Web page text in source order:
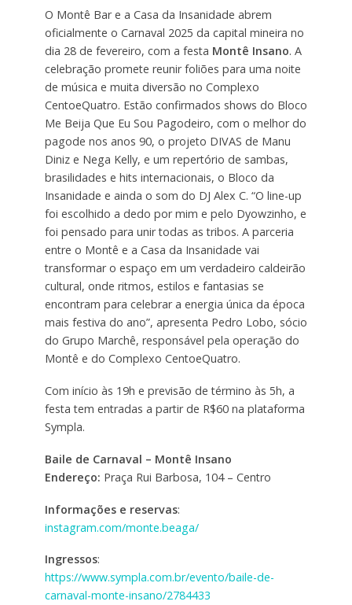
O Montê Bar e a Casa da Insanidade abrem
oficialmente o Carnaval 2025 da capital mineira no
dia 28 de fevereiro, com a festa Montê Insano. A
celebração promete reunir foliões para uma noite
de música e muita diversão no Complexo
CentoeQuatro. Estão confirmados shows do Bloco
Me Beija Que Eu Sou Pagodeiro, com o melhor do
pagode nos anos 90, o projeto DIVAS de Manu
Diniz e Nega Kelly, e um repertório de sambas,
brasilidades e hits internacionais, o Bloco da
Insanidade e ainda o som do DJ Alex C. “O line-up
foi escolhido a dedo por mim e pelo Dyowzinho, e
foi pensado para unir todas as tribos. A parceria
entre o Montê e a Casa da Insanidade vai
transformar o espaço em um verdadeiro caldeirão
cultural, onde ritmos, estilos e fantasias se
encontram para celebrar a energia única da época
mais festiva do ano”, apresenta Pedro Lobo, sócio
do Grupo Marchê, responsável pela operação do
Montê e do Complexo CentoeQuatro.
Com início às 19h e previsão de término às 5h, a
festa tem entradas a partir de R$60 na plataforma
Sympla.
Baile de Carnaval – Montê Insano
Endereço: Praça Rui Barbosa, 104 – Centro
Informações e reservas:
instagram.com/monte.beaga/
Ingressos:
https://www.sympla.com.br/evento/baile-de-
carnaval-monte-insano/2784433